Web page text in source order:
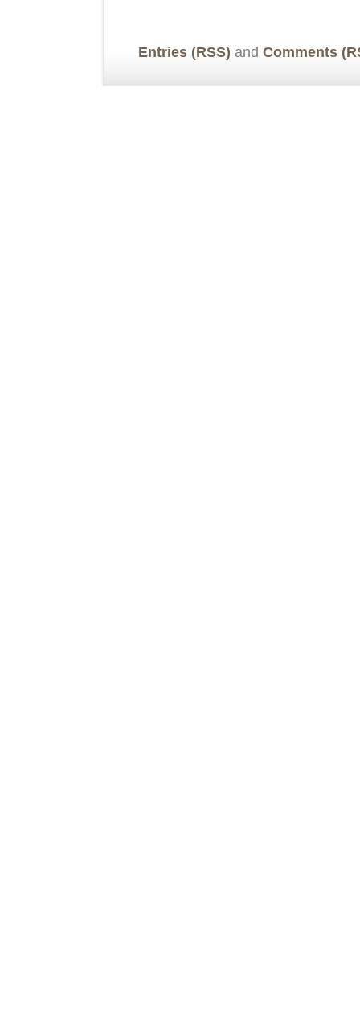
Entries (RSS) and Comments